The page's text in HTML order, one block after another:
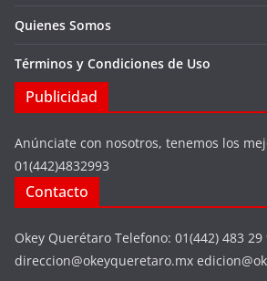
Quienes Somos
Términos y Condiciones de Uso
Publicidad
Anúnciate con nosotros, tenemos los
01(442)4832993
Contacto
Okey Querétaro Telefono: 01(442) 483 29
direccion@okeyqueretaro.mx